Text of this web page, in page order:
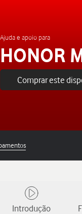
Ajuda e apoio para
HONOR
Comprar este
Introdução